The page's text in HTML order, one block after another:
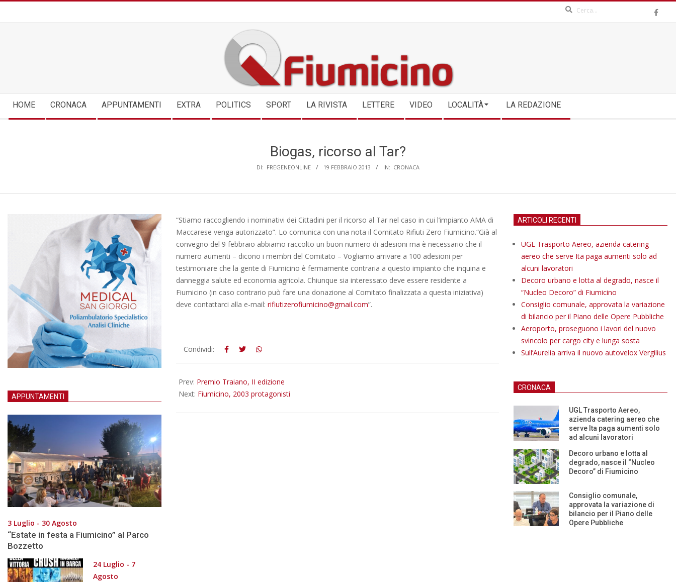
QFIUMICINO.COM
Navigation
Menu
HOME CRONACA APPUNTAMENTI EXTRA POLITICS SPORT LA RIVISTA LETTERE VIDEO LOCALITÀ LA REDAZIONE
Biogas, ricorso al Tar?
DI: FREGENEONLINE 19 FEBBRAIO 2013 IN: CRONACA
“Stiamo raccogliendo i nominativi dei Cittadini per il ricorso al Tar nel caso in cui l’impianto AMA di
Maccarese venga autorizzato”. Lo comunica con una nota il Comitato Rifiuti Zero Fiumicino.“Già al
convegno del 9 febbraio abbiamo raccolto un buon numero di adesioni ma è necessario che il
numero aumenti – dicono i membri del Comitato – Vogliamo arrivare a 100 adesioni per
testimoniare che la gente di Fiumicino è fermamente contraria a questo impianto che inquina e
danneggia salute ed economia agricola. Chiunque sia interessato deve essere residente a
Fiumicino (in caso contrario può fare una donazione al Comitato finalizzata a questa iniziativa)
deve contattarci alla e-mail: rifiutizerofiumicino@gmail.com”.
2013-
02-
Condividi:
Prev: Premio Traiano, II edizione
Next: Fiumicino, 2003 protagonisti
APPUNTAMENTI
3 Luglio - 30 Agosto
“Estate in festa a Fiumicino” al Parco
Bozzetto
24 Luglio - 7
Agosto
ARTICOLI RECENTI
UGL Trasporto Aereo, azienda catering
aereo che serve Ita paga aumenti solo ad
alcuni lavoratori
Decoro urbano e lotta al degrado, nasce il
“Nucleo Decoro” di Fiumicino
Consiglio comunale, approvata la variazione
di bilancio per il Piano delle Opere Pubbliche
Aeroporto, proseguono i lavori del nuovo
svincolo per cargo city e lunga sosta
Sull’Aurelia arriva il nuovo autovelox Vergilius
CRONACA
UGL Trasporto Aereo,
azienda catering aereo che
serve Ita paga aumenti solo
ad alcuni lavoratori
Decoro urbano e lotta al
degrado, nasce il “Nucleo
Decoro” di Fiumicino
Consiglio comunale,
approvata la variazione di
bilancio per il Piano delle
Opere Pubbliche